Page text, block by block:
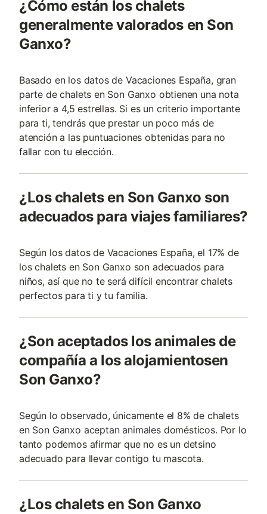
¿Cómo están los chalets
generalmente valorados en Son
Ganxo?
Basado en los datos de Vacaciones España, gran
parte de chalets en Son Ganxo obtienen una nota
inferior a 4,5 estrellas. Si es un criterio importante
para ti, tendrás que prestar un poco más de
atención a las puntuaciones obtenidas para no
fallar con tu elección.
¿Los chalets en Son Ganxo son
adecuados para viajes familiares?
Según los datos de Vacaciones España, el 17% de
los chalets en Son Ganxo son adecuados para
niños, así que no te será difícil encontrar chalets
perfectos para ti y tu familia.
¿Son aceptados los animales de
compañía a los alojamientosen
Son Ganxo?
Según lo observado, únicamente el 8% de chalets
en Son Ganxo aceptan animales domésticos. Por lo
tanto podemos afirmar que no es un detsino
adecuado para llevar contigo tu mascota.
¿Los chalets en Son Ganxo